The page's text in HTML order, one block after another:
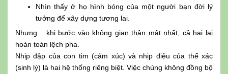
Nhìn thấy ở họ hình bóng của một người bạn đời lý
tưởng để xây dựng tương lai.
Nhưng... khi bước vào không gian thân mật nhất, cả hai lại
hoàn toàn lệch pha.
Nhịp đập của con tim (cảm xúc) và nhịp điệu của thể xác
(sinh lý) là hai hệ thống riêng biệt. Việc chúng không đồng bộ